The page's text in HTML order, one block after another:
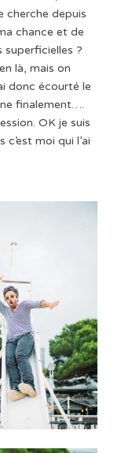
cherche depuis
chance et de
?
là, mais on
donc écourté le
finalement….
OK je suis
moi qui l’ai